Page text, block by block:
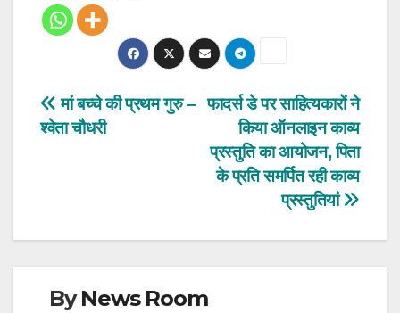
Post
navigation
फादर्स डे पर साहित्यकारों ने
किया ऑनलाइन काव्य
प्रस्तुति का आयोजन, पिता
के प्रति समर्पित रही काव्य
प्रस्तुतियां
मां बच्चे की प्रथम गुरु –
श्वेता चौधरी
ByNews Room